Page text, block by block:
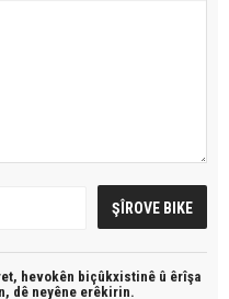
hevokên biçûkxistinê û êrîşa
dê neyêne erêkirin.